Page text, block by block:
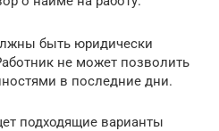
быть юридически
не может позволить
в последние дни.
подходящие варианты